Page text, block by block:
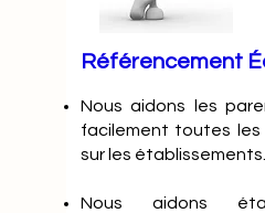
Référencement
Nousaidons les
facilement toutes les
sur les établissements.
Nous aidons